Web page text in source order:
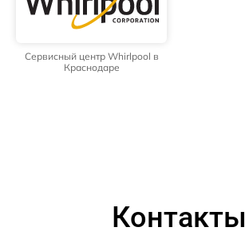
Сервисный центр Whirlpool в
Краснодаре
Контакты